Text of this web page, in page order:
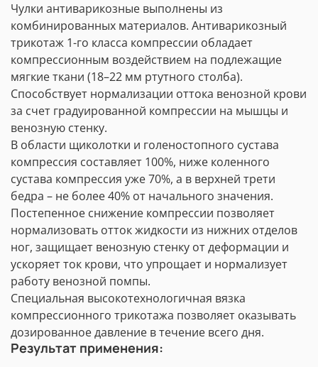
Чулки антиварикозные выполнены из
комбинированных материалов. Антиварикозный
трикотаж 1-го класса компрессии обладает
компрессионным воздействием на подлежащие
мягкие ткани (18–22 мм ртутного столба).
Способствует нормализации оттока венозной крови
за счет градуированной компрессии на мышцы и
венозную стенку.
В области щиколотки и голеностопного сустава
компрессия составляет 100%, ниже коленного
сустава компрессия уже 70%, а в верхней трети
бедра – не более 40% от начального значения.
Постепенное снижение компрессии позволяет
нормализовать отток жидкости из нижних отделов
ног, защищает венозную стенку от деформации и
ускоряет ток крови, что упрощает и нормализует
работу венозной помпы.
Специальная высокотехнологичная вязка
компрессионного трикотажа позволяет оказывать
дозированное давление в течение всего дня.
Результат применения: